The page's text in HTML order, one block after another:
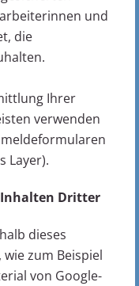
und
die
Ihrer
verwenden
Layer).
Dritter
dieses
zum Beispiel
von Google-